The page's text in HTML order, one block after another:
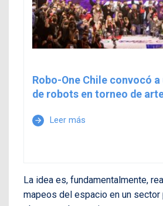
Robo-One Chile convocó
de robots en torneo de
arrow_forward Leer más
La idea es, fundamentalmente,
mapeos del espacio en un